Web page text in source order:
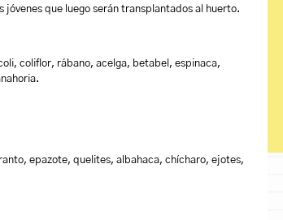
que luego serán transplantados al huerto.
coliflor, rábano, acelga, betabel, espinaca,
epazote, quelites, albahaca, chícharo, ejotes,